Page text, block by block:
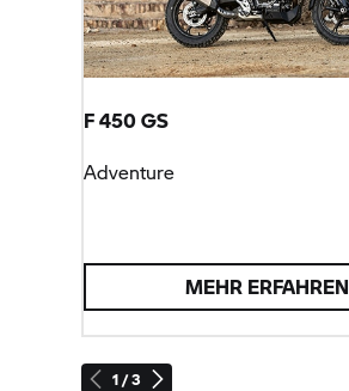
1 / 3
F 450 GS
Adventure
MEHR ERFAHREN